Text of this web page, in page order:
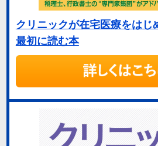
クリニックが在宅医療をはじ
最初に読む本